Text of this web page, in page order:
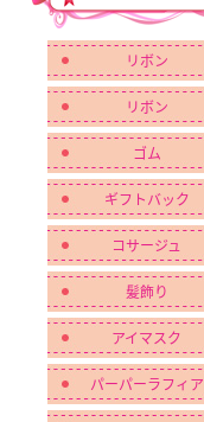
リボン
リボン
リボン
ゴム
ギフトバック
コサージュ
髪飾り
アイマスク
パーパーラフィア